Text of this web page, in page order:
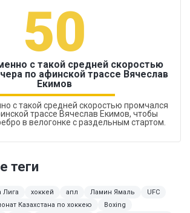
50
с такой средней скоростью
по афинской трассе Вячеслав
Екимов
с такой средней скоростью промчался
трассе Вячеслав Екимов, чтобы
в велогонке с раздельным стартом.
теги
Лига хоккей апл Ламин Ямаль
UFC
Казахстана по хоккею
Boxing